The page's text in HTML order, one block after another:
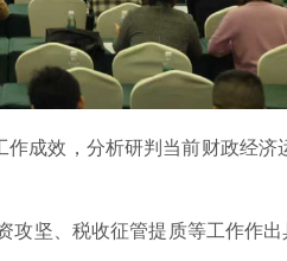
效，分析研判当前财政经济
、税收征管提质等工作作出